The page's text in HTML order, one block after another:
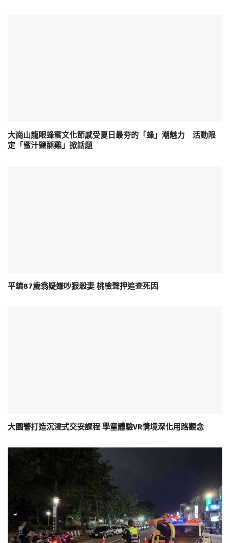
大崗山龍眼蜂蜜文化節感受夏日最夯的「蜂」潮魅力 活動限
定「蜜汁鹽酥雞」掀話題
平鎮87歲翁疑嫌吵狠殺妻 桃檢聲押追查死因
大園警打造沉浸式交安課程 學童體驗VR情境深化用路觀念